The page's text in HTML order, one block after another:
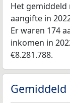
Het
aangifte in
Er waren 174
inkomen in
€8.281.788.